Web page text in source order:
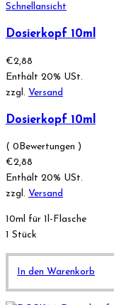
Schnellansicht
Dosierkopf 10ml
€2,88
Enthält 20% USt.
zzgl. Versand
Dosierkopf 10ml
( 0Bewertungen )
€2,88
Enthält 20% USt.
zzgl. Versand
10ml für 1l-Flasche
1 Stück
In den Warenkorb